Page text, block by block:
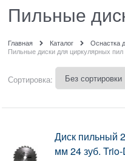
Пильные
Главная Каталог
Оснастка
Пильные диски для циркулярных
Сортировка:
Диск пильный
мм 24 зуб.